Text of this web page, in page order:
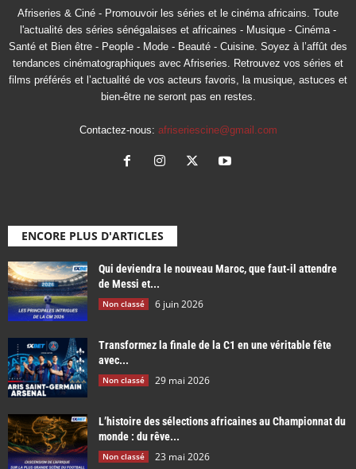
Afriseries & Ciné - Promouvoir les séries et le cinéma africains. Toute
l'actualité des séries sénégalaises et africaines - Musique - Cinéma -
Santé et Bien être - People - Mode - Beauté - Cuisine. Soyez à l’affût des
tendances cinématographiques avec Afriseries. Retrouvez vos séries et
films préférés et l’actualité de vos acteurs favoris, la musique, astuces et
bien-être ne seront pas en restes.
Contactez-nous: afriseriescine@gmail.com
ENCORE PLUS D'ARTICLES
Qui deviendra le nouveau Maroc, que faut-il attendre
de Messi et...
Non classé 6 juin 2026
Transformez la finale de la C1 en une véritable fête
avec...
Non classé 29 mai 2026
L’histoire des sélections africaines au Championnat du
monde : du rêve...
Non classé 23 mai 2026